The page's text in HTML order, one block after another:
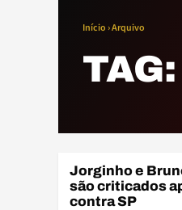
Início › Arquivo
TAG:
BRASILEIRÃO
Jorginho e
são criticados
contra SP